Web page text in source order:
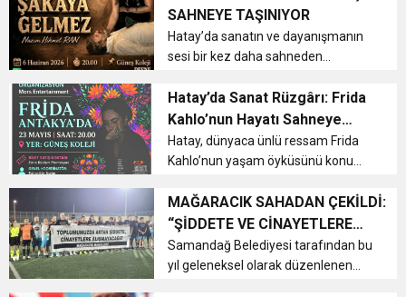
Cumhuriyet, Türk Milletinin Özgürlük
ve Onur Nişanesidir
6:19 HBB BAŞKANI ÖNTÜRK’ÜN
CUMHURİYET BAYRAMI MESAJI
17:36 KURUMLAR VERGİSİ ERTELENDİ
1:00 İTSO İŞ-KUR SGK TOPLANTI
DUYURUSU
21:40 CEYLANDERE’DE BAŞKAN EMRAH
KARAÇAY’A SEVGİ SELİ
18:22 BAŞKAN SAMİ ÜSTÜN’DEN
sahne alacak. Müzik, tiyatro, sinema
ve televizyon alanındaki baş...
SAHNEYE TAŞINIYOR
Hatay’da sanatın ve dayanışmanın
sesi bir kez daha sahneden
Tiyatrosu’nun sahnelediği
“Yaşamak Şakaya Gelmez”, Nazım
Hikmet’in yaşamından ve
şiirlerinden izler taşıyan güçlü anl...
Hatay’da Sanat Rüzgârı: Frida
Kahlo’nun Hayatı Sahneye
Taşınıyor
Hatay, dünyaca ünlü ressam Frida
Kahlo’nun yaşam öyküsünü konu
sahipliği yapmaya hazırlanıyor.
Günay Turgut’un sahnelediği “Frida
Kahlo” oyunu, sanat, acı ve dir...
MAĞARACIK SAHADAN ÇEKİLDİ:
“ŞİDDETE VE CİNAYETLERE
ALIŞMAYACAĞIZ!”
Samandağ Belediyesi tarafından bu
yıl geleneksel olarak düzenlenen